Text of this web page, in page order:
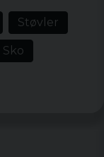
Støvler
Sko